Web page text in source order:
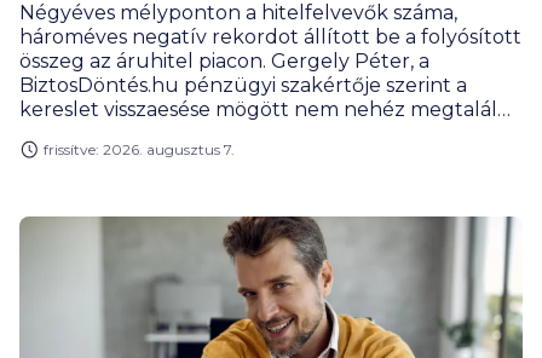
Négyéves mélyponton a hitelfelvevők száma,
hároméves negatív rekordot állított be a folyósított
összeg az áruhitel piacon. Gergely Péter, a
BiztosDöntés.hu pénzügyi szakértője szerint a
kereslet visszaesése mögött nem nehéz megtalálni
SZÉP kártya kiterjesztett felhasználási lehetősége is
frissítve: 2026. augusztus 7.